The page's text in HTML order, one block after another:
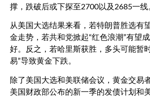
撑，跌破后或下探至2700以及 2685一线
从美国大选结果来看，若特朗普胜选有
金走势，若共和党掀起“红色浪潮”有望
好。反之，若哈里斯获胜，多头可能暂
易”导致黄金下跌。
除了美国大选和美联储会议，黄金交易
美国财政部公布的新一季的发债计划和